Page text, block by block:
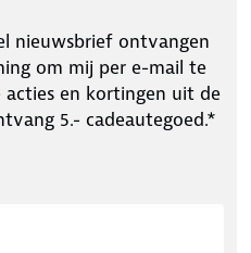
nieuwsbrief ontvangen
om mij per e-mail te
acties en kortingen uit de
5.- cadeautegoed.*